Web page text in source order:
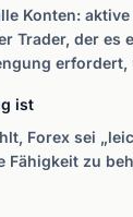
Konten:
Trader, der
erfordert,
ist
Forex sei
Fähigkeit zu